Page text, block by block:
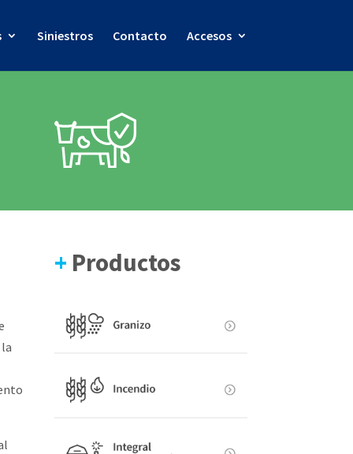
Siniestros Contacto Accesos
+ Productos